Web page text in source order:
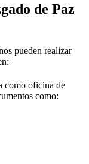
de Paz
pueden realizar
como oficina de
como: